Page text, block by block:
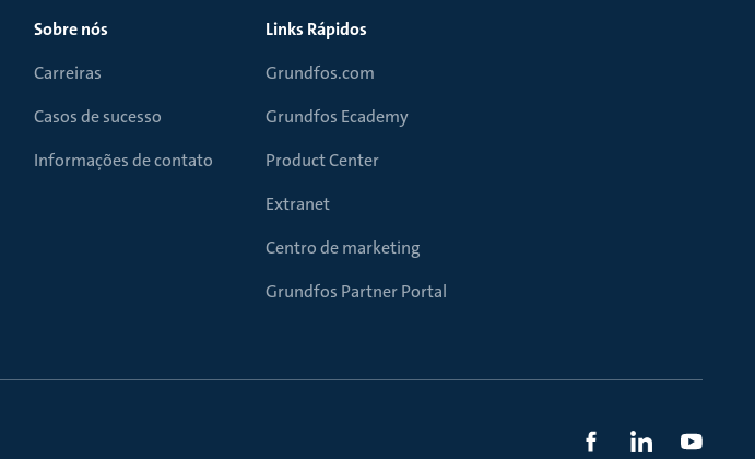
Sobre nós
Carreiras
Casos de sucesso
Informações de contato
Links Rápidos
Grundfos.com
Grundfos Ecademy
Product Center
Extranet
Centro de marketing
Grundfos Partner Portal